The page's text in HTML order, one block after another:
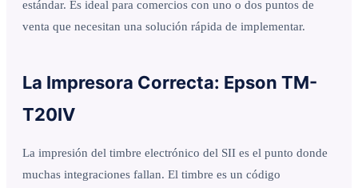
estándar. Es ideal para comercios con uno o dos puntos de
venta que necesitan una solución rápida de implementar.
La Impresora Correcta: Epson TM-
T20IV
La impresión del timbre electrónico del SII es el punto donde
muchas integraciones fallan. El timbre es un código